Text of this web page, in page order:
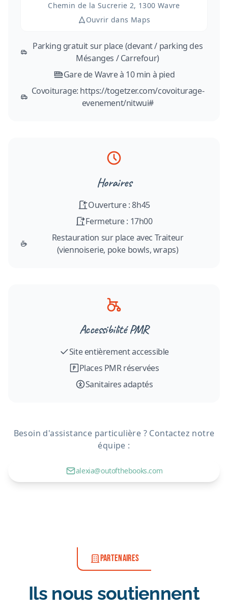
Chemin de la Sucrerie 2, 1300 Wavre
Ouvrir dans Maps
Parking gratuit sur place (devant / parking des
Mésanges / Carrefour)
Gare de Wavre à 10 min à pied
Covoiturage: https://togetzer.com/covoiturage-
evenement/nitwui#
Horaires
Ouverture : 8h45
Fermeture : 17h00
Restauration sur place avec Traiteur
(viennoiserie, poke bowls, wraps)
Accessibilité PMR
Site entièrement accessible
Places PMR réservées
Sanitaires adaptés
Besoin d'assistance particulière ? Contactez notre
équipe :
alexia@outofthebooks.com
PARTENAIRES
Ils nous soutiennent